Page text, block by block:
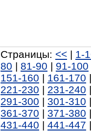
Страницы: << | 1-
80 | 81-90 | 91-100
151-160 | 161-170 |
221-230 | 231-240 |
291-300 | 301-310 |
361-370 | 371-380 |
431-440 | 441-447 |